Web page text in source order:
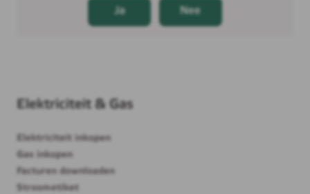
Elektriciteit & Gas
Elektriciteit inkopen
Gas inkopen
Facturen downloaden
Stroometiket